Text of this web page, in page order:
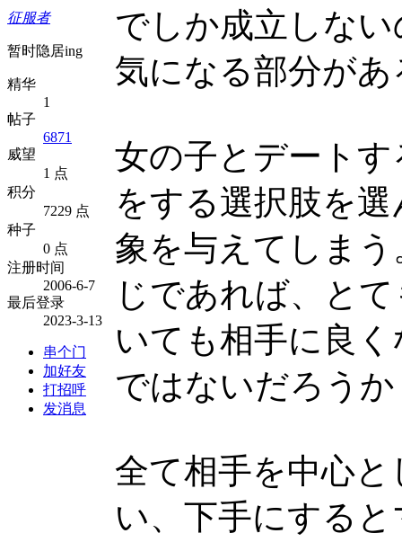
征服者
暂时隐居ing
精华
1
帖子
6871
威望
1 点
积分
7229 点
种子
0 点
注册时间
2006-6-7
最后登录
2023-3-13
串个门
加好友
打招呼
发消息
でしか成立しな
気になる部分があ
女の子とデート
をする選択肢を
象を与えてしま
じであれば、と
いても相手に良
ではないだろうか
全て相手を中心
い、下手にする